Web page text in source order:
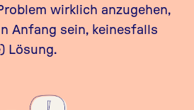
wirklich anzugehen,
Anfang sein, keinesfalls
Lösung.